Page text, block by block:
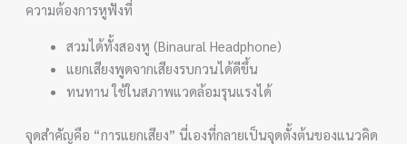
ความต้องการหูฟังที่
สวมได้ทั้งสองหู (Binaural Headphone)
แยกเสียงพูดจากเสียงรบกวนได้ดีขึ้น
ทนทาน ใช้ในสภาพแวดล้อมรุนแรงได้
จุดสำคัญคือ “การแยกเสียง” นี่เองที่กลายเป็นจุดตั้งต้นของแนวคิด